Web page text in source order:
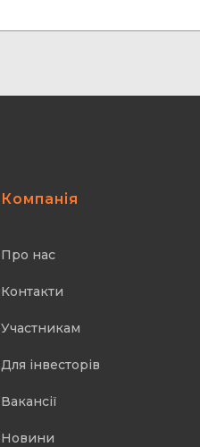
Компанія
Про нас
Контакти
Участникам
Для інвесторів
Вакансії
Новини